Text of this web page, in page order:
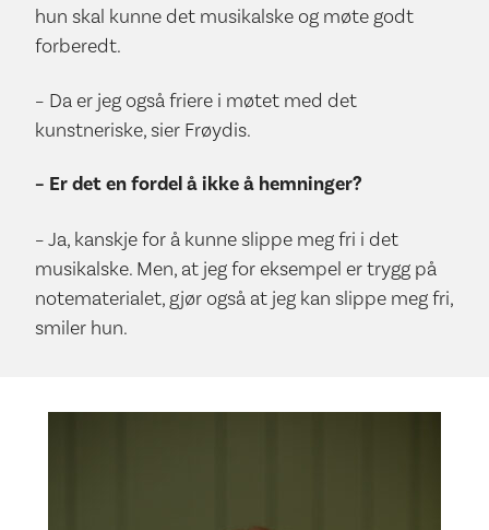
hun skal kunne det musikalske og møte godt
forberedt.
– Da er jeg også friere i møtet med det
kunstneriske, sier Frøydis.
– Er det en fordel å ikke å hemninger?
– Ja, kanskje for å kunne slippe meg fri i det
musikalske. Men, at jeg for eksempel er trygg på
notematerialet, gjør også at jeg kan slippe meg fri,
smiler hun.